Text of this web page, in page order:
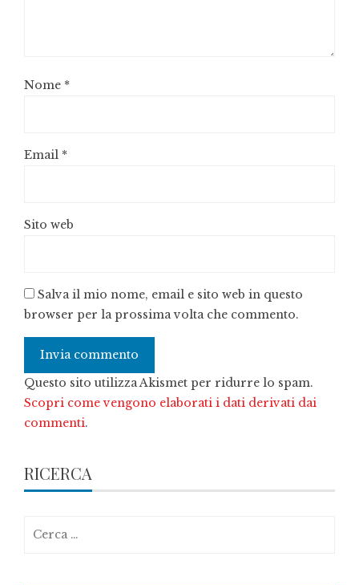
Nome *
Email *
Sito web
Salva il mio nome, email e sito web in questo
browser per la prossima volta che commento.
Questo sito utilizza Akismet per ridurre lo spam.
Scopri come vengono elaborati i dati derivati dai
commenti.
RICERCA